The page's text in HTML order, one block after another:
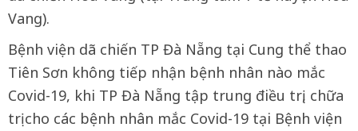
Vang).
Bệnh viện dã chiến TP Đà Nẵng tại Cung thể thao
Tiên Sơn không tiếp nhận bệnh nhân nào mắc
Covid-19, khi TP Đà Nẵng tập trung điều trị, chữa
trị cho các bệnh nhân mắc Covid-19 tại Bệnh viện